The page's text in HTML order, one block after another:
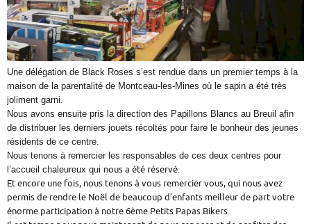
Une délégation de Black Roses s’est rendue dans un premier temps à la
maison de la parentalité de Montceau-les-Mines où le sapin a été très
joliment garni.
Nous avons ensuite pris la direction des Papillons Blancs au Breuil afin
de distribuer les derniers jouets récoltés pour faire le bonheur des jeunes
résidents de ce centre.
Nous tenons à remercier les responsables de ces deux centres pour
l’accueil chaleureux qui nous a été réservé.
Et encore une fois, nous tenons à vous remercier vous, qui nous avez
permis de rendre le Noël de beaucoup d’enfants meilleur de part votre
énorme participation à notre 6ème Petits Papas Bikers.